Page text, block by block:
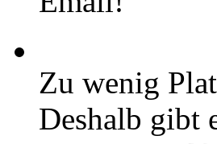
Zu wenig
Deshalb gibt